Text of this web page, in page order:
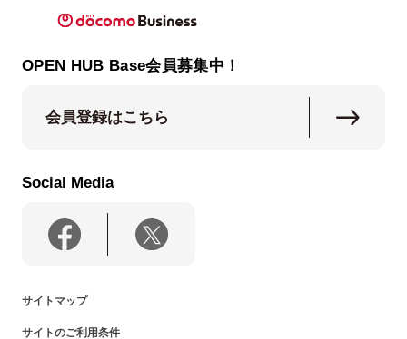
OPEN HUB Base会員募集中！
会員登録はこちら
Social Media
サイトマップ
サイトのご利用条件